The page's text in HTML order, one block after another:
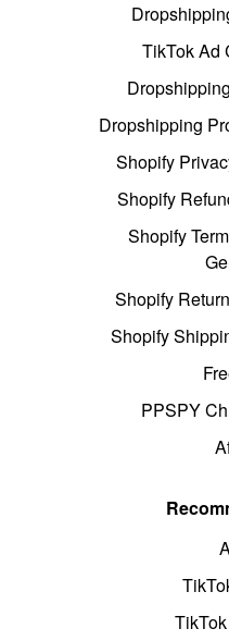
TikTok Ad
Dropshipping
Shopify
Shopify
Shopify
Shopify
Shopify
PPSPY